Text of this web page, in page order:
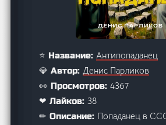
⭐ Название:Антипопаданец
💎 Автор:Денис Парликов
👀 Просмотров:4367
❤ Лайков:38
✏ Описание: Попаданец в